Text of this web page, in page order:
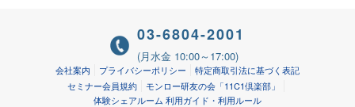
会社案内 プライバシーポリシー
特定商取引法に基づく表記
セミナー会員規約
モンロー研友の会「11C1倶楽部」
体験シェアルーム 利用ガイド・利用ルール
03-6804-2001
(月水金 10:00～17:00)